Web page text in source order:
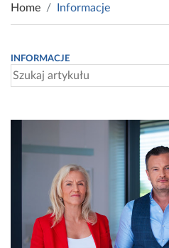
Home Informacje
INFORMACJE